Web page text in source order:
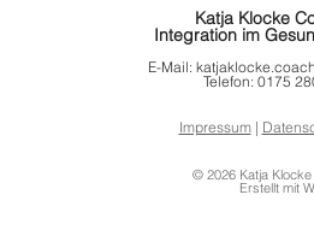
Katja Klocke
Integration im
E-Mail:
Telefon: 0175
Impressum|
© 2026 Katja
Erstellt mit